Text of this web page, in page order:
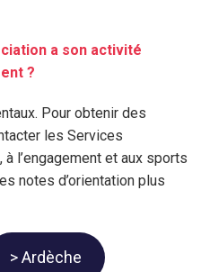
a son activité
?
Pour obtenir des
les Services
l’engagement et aux sports
notes d’orientation plus
> Ardèche